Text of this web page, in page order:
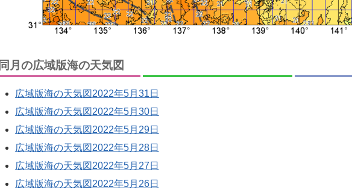
同月の広域版海の天気図
広域版海の天気図2022年5月31日
広域版海の天気図2022年5月30日
広域版海の天気図2022年5月29日
広域版海の天気図2022年5月28日
広域版海の天気図2022年5月27日
広域版海の天気図2022年5月26日